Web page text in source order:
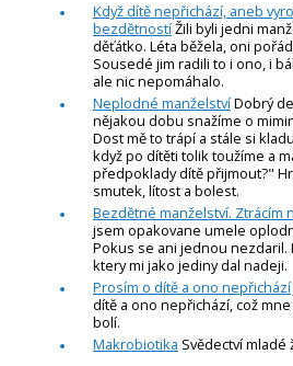
Když dítě nepřichází, aneb
bezdětnostíŽili byli jedni
děťátko. Léta běžela, oni
Sousedé jim radili to i ono, i
ale nic nepomáhalo.
Neplodné manželstvíDobrý
nějakou dobu snažíme o
Dost mě to trápí a stále si
když po dítěti tolik toužíme a
předpoklady dítě přijmout?"
smutek, lítost a bolest.
Bezdětné manželství. Ztrácím
jsem opakovane umele
Pokus se ani jednou nezdaril.
ktery mi jako jediny dal nadeji.
Prosím o dítě a ono nepřichází
dítě a ono nepřichází, což
bolí.
Makrobiotika Svědectví mladé